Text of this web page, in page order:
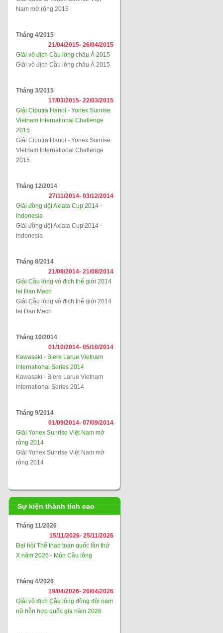
Nam mở rộng 2015
Tháng 4/2015
21/04/2015- 26/04/2015
Giải vô địch Cầu lông châu Á 2015
Giải vô địch Cầu lông châu Á 2015
Tháng 3/2015
17/03/2015- 22/03/2015
Giải Ciputra Hanoi - Yonex Sunrise
Vietnam International Challenge
2015
Giải Ciputra Hanoi - Yonex Sunrise
Vietnam International Challenge
2015
Tháng 12/2014
27/11/2014- 03/12/2014
Giải đồng đội Axiata Cup 2014 -
Indonesia
Giải đồng đội Axiata Cup 2014 -
Indonesia
Tháng 8/2014
21/08/2014- 21/08/2014
Giải Cầu lông vô địch thế giới 2014
tại Đan Mạch
Giải Cầu lông vô địch thế giới 2014
tại Đan Mạch
Tháng 10/2014
01/10/2014- 05/10/2014
Kawasaki - Biere Larue Vietnam
International Series 2014
Kawasaki - Biere Larue Vietnam
International Series 2014
Tháng 9/2014
01/09/2014- 07/09/2014
Giải Yonex Sunrise Việt Nam mở
rộng 2014
Giải Yonex Sunrise Việt Nam mở
rộng 2014
Sự kiện thành tích cao
Tháng 11/2026
15/11/2026- 25/11/2026
Đại hội Thể thao toàn quốc lần thứ
X năm 2026 - Môn Cầu lông
Tháng 4/2026
19/04/2026- 26/04/2026
Giải vô địch Cầu lông đồng đội nam
nữ hỗn hợp quốc gia năm 2026